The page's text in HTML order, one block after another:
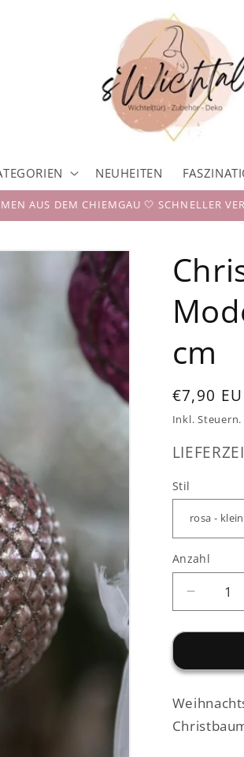
NEUHEITEN
AUS DEM CHIEMGAU 🤍 SCHNELLER
cm
Preis
€7,90
Inkl. Steuern.
Stil
Anzahl
die
Menge
2
Modelle